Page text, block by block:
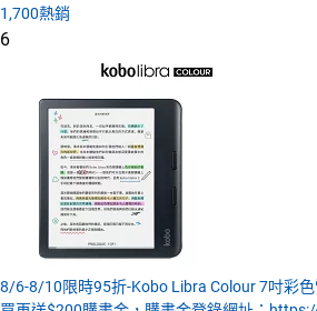
1,700熱銷
6
8/6-8/10限時95折-Kobo Libra Colour 7吋彩